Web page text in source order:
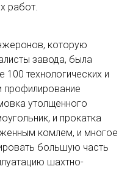
работ.
которую
завода, была
технологических и
профилирование
утолщенного
и прокатка
комлем, и многое
большую часть
шахтно-